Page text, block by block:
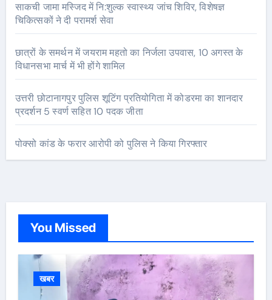
साकची जामा मस्जिद में नि:शुल्क स्वास्थ्य जांच शिविर, विशेषज्ञ
चिकित्सकों ने दी परामर्श सेवा
छात्रों के समर्थन में जयराम महतो का निर्जला उपवास, 10 अगस्त के
विधानसभा मार्च में भी होंगे शामिल
उत्तरी छोटानागपुर पुलिस शूटिंग प्रतियोगिता में कोडरमा का शानदार
प्रदर्शन 5 स्वर्ण सहित 10 पदक जीता
पोक्सो कांड के फरार आरोपी को पुलिस ने किया गिरफ्तार
You Missed
खबर